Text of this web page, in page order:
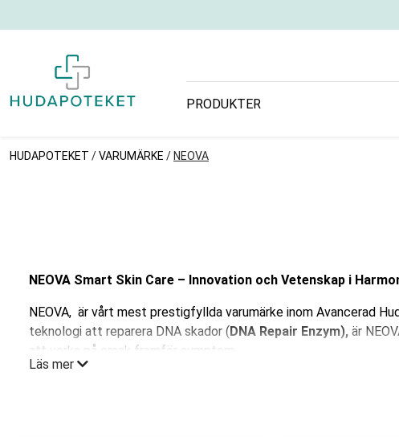
PRODUKTER
HUDAPOTEKET /VARUMÄRKE / NEOVA
NEOVA Smart Skin Care – Innovation och Vetenskap i
NEOVA, är vårt mest prestigfyllda varumärke inom Avancerad
teknologi att reparera DNA skador (DNA Repair Enzym), är
att verka på orsak framför symptom.
Läs mer